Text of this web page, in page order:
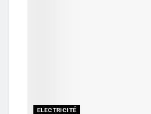
ELECTRICITÉ